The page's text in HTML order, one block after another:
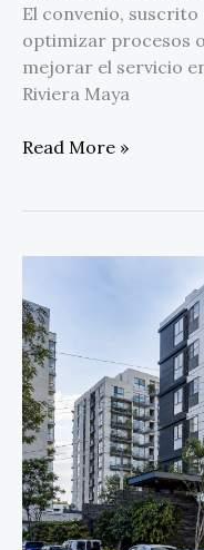
El convenio, suscrito
optimizar procesos
mejorar el servicio
Riviera Maya
Read More »
Bienestar
se
consolida
como
una
de
las
mayores
administradoras
de